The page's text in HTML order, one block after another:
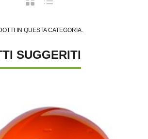
IN QUESTA CATEGORIA.
SUGGERITI